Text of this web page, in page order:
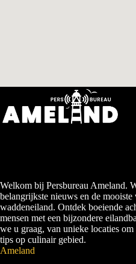
Welkom bij Persbureau Ameland.
belangrijkste nieuws en de
waddeneiland. Ontdek boeiende
mensen met een bijzondere
we u graag, van unieke locaties
tips op culinair gebied.
Ameland